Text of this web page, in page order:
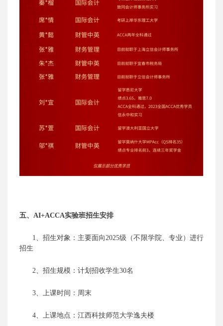
五、 AI+ACCA实验班招生安排
1、招生对象：主要面向2025级（不限学院、专业）进行
招生
2、招生规模：计划招收学生30名
3、上课时间：周末
4、上课地点：江西科技师范大学逸夫楼